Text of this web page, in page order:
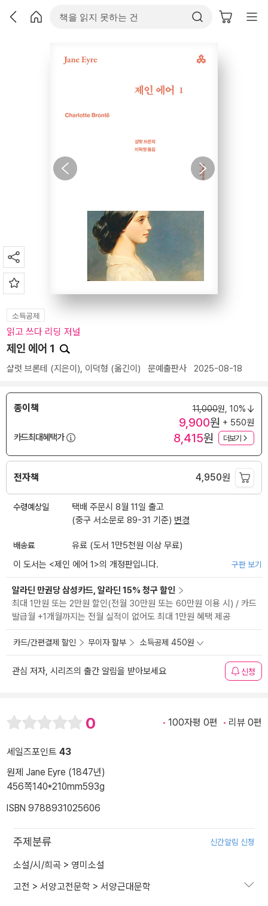
소득공제
읽고 쓰다 리딩 저널
제인 에어 1
샬럿 브론테 (지은이), 이덕형 (옮긴이) 문예출판사 2025-08-18
종이책 11,000원, 10%
9,900원 + 550원
카드최대혜택가
8,415원 더보기
전자책 4,950원
수령예상일
택배 주문시 8월 11일 출고
(중구 서소문로 89-31 기준) 변경
배송료
유료 (도서 1만5천원 이상 무료)
이 도서는 <제인 에어 1>의 개정판입니다. 구판 보기
알라딘 만권당 삼성카드, 알라딘 15% 청구 할인
최대 1만원 또는 2만원 할인(전월 30만원 또는 60만원 이용 시) / 카드
발급월 +1개월까지는 전월 실적이 없어도 최대 1만원 혜택 제공
카드/간편결제 할인 무이자 할부 소득공제 450원
관심 저자, 시리즈의 출간 알림을 받아보세요 신청
0 100자평 0편 리뷰 0편
세일즈포인트 43
원제 Jane Eyre (1847년)
456쪽140*210mm593g
ISBN 9788931025606
주제분류 신간알림 신청
소설/시/희곡 > 영미소설
고전 > 서양고전문학 > 서양근대문학